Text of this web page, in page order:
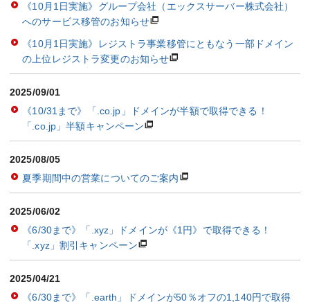
《10月1日実施》グループ会社（エックスサーバー株式会社）
へのサービス移管のお知らせ
《10月1日実施》レジストラ事業移管にともなう一部ドメイン
の上位レジストラ変更のお知らせ
2025/09/01
《10/31まで》「.co.jp」ドメインが半額で取得できる！
「.co.jp」半額キャンペーン
2025/08/05
夏季期間中の営業についてのご案内
2025/06/02
《6/30まで》「.xyz」ドメインが《1円》で取得できる！
「.xyz」割引キャンペーン
2025/04/21
《6/30まで》「.earth」ドメインが50％オフの1,140円で取得